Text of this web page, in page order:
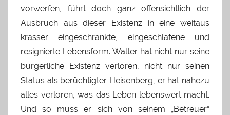
vorwerfen, führt doch ganz offensichtlich der
Ausbruch aus dieser Existenz in eine weitaus
krasser eingeschränkte, eingeschlafene und
resignierte Lebensform. Walter hat nicht nur seine
bürgerliche Existenz verloren, nicht nur seinen
Status als berüchtigter Heisenberg, er hat nahezu
alles verloren, was das Leben lebenswert macht.
Und so muss er sich von seinem „Betreuer“